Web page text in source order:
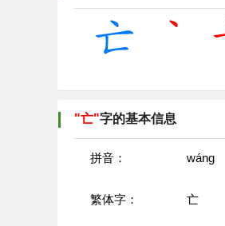
"亡"字的基本信息
拼音： wánɡ
繁体字： 亡